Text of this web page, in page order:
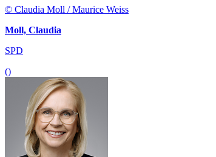
© Claudia Moll / Maurice Weiss
Moll, Claudia
SPD
()